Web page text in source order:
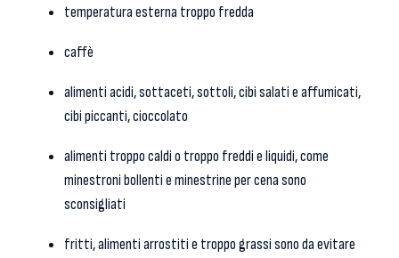
temperatura esterna troppo fredda
caffè
alimenti acidi, sottaceti, sottoli, cibi salati e affumicati,
cibi piccanti, cioccolato
alimenti troppo caldi o troppo freddi e liquidi, come
minestroni bollenti e minestrine per cena sono
sconsigliati
fritti, alimenti arrostiti e troppo grassi sono da evitare